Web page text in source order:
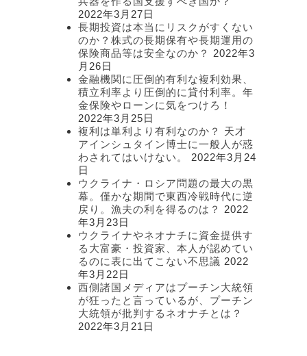
2022年3月27日
長期投資は本当にリスクがすくない
のか？株式の長期保有や長期運用の
保険商品等は安全なのか？
2022年3
月26日
金融機関に圧倒的有利な複利効果、
積立利率より圧倒的に貸付利率。年
金保険やローンに気をつけろ！
2022年3月25日
複利は単利より有利なのか？ 天才
アインシュタイン博士に一般人が惑
わされてはいけない。
2022年3月24
日
ウクライナ・ロシア問題の最大の黒
幕。僅かな期間で東西冷戦時代に逆
戻り。漁夫の利を得るのは？
2022
年3月23日
ウクライナやネオナチに資金提供す
る大富豪・投資家、本人が認めてい
るのに表に出てこない不思議 2022
年3月22日
西側諸国メディアはプーチン大統領
が狂ったと言っているが、プーチン
大統領が批判するネオナチとは？
2022年3月21日